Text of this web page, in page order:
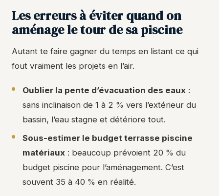
Les erreurs à éviter quand on
aménage le tour de sa piscine
Autant te faire gagner du temps en listant ce qui
fout vraiment les projets en l’air.
Oublier la pente d’évacuation des eaux:
sans inclinaison de 1 à 2 % vers l’extérieur du
bassin, l’eau stagne et détériore tout.
Sous-estimer le budget terrasse piscine
matériaux: beaucoup prévoient 20 % du
budget piscine pour l’aménagement. C’est
souvent 35 à 40 % en réalité.